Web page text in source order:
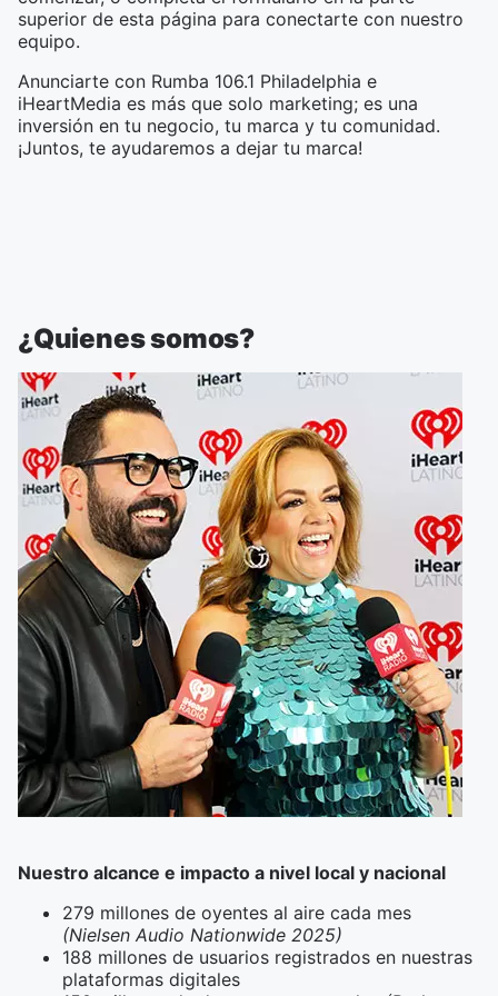
superior de esta página para conectarte con nuestro
equipo.
Anunciarte con Rumba 106.1 Philadelphia e
iHeartMedia es más que solo marketing; es una
inversión en tu negocio, tu marca y tu comunidad.
¡Juntos, te ayudaremos a dejar tu marca!
¿Quienes somos?
Nuestro alcance e impacto a nivel local y nacional
279 millones de oyentes al aire cada mes
(Nielsen Audio Nationwide 2025)
188 millones de usuarios registrados en nuestras
plataformas digitales